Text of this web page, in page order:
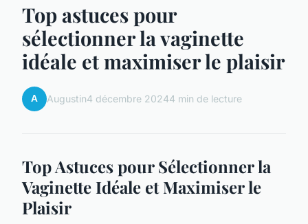
Top astuces pour
sélectionner la vaginette
idéale et maximiser le plaisir
A Augustin4 décembre 20244 min de lecture
Top Astuces pour Sélectionner la
Vaginette Idéale et Maximiser le
Plaisir